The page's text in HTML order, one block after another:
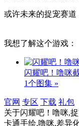
或许未来的捉宠赛道
我想了解这个游戏：
闪耀吧！噜咪
1个图集 »
官网 专区 下载 礼包
关于闪耀吧！噜咪,
卡通手绘,噜咪,差异